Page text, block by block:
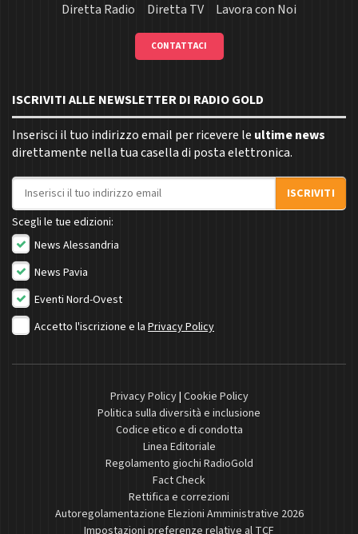
Diretta Radio
Diretta TV Lavora con Noi
CONTATTACI
ISCRIVITI ALLE NEWSLETTER DI RADIO GOLD
Inserisci il tuo indirizzo email per ricevere le ultime news
direttamente nella tua casella di posta elettronica.
Indirizzo email
ISCRIVITI
Scegli le tue edizioni:
News Alessandria
News Pavia
Eventi Nord-Ovest
Accetto l'iscrizione e la Privacy Policy
Privacy Policy| Cookie Policy
Politica sulla diversità e inclusione
Codice etico e di condotta
Linea Editoriale
Regolamento giochi RadioGold
Fact Check
Rettifica e correzioni
Autoregolamentazione Elezioni Amministrative 2026